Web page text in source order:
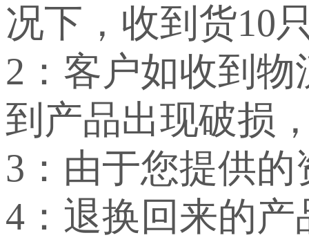
况下，收到货10
2：客户如收到
到产品出现破损
3：由于您提供
4：退换回来的